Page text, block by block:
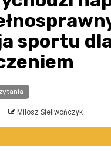
sportu
Miłosz Sieliwończyk